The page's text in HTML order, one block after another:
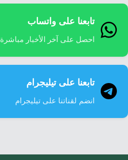
تابعنا على واتساب
احصل على آخر الأخبار مباشرة
تابعنا على تيليجرام
انضم لقناتنا على تيليجرام